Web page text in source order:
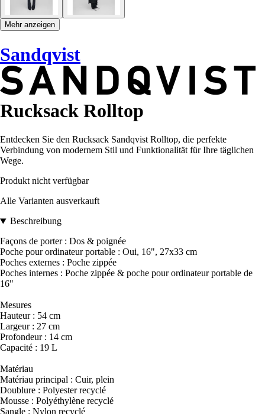
Mehr anzeigen
Sandqvist
Rucksack Rolltop
Entdecken Sie den Rucksack Sandqvist Rolltop, die perfekte
Verbindung von modernem Stil und Funktionalität für Ihre täglichen
Wege.
Produkt nicht verfügbar
Alle Varianten ausverkauft
Beschreibung
Façons de porter : Dos & poignée
Poche pour ordinateur portable : Oui, 16", 27x33 cm
Poches externes : Poche zippée
Poches internes : Poche zippée & poche pour ordinateur portable de
16"
Mesures
Hauteur : 54 cm
Largeur : 27 cm
Profondeur : 14 cm
Capacité : 19 L
Matériau
Matériau principal : Cuir, plein
Doublure : Polyester recyclé
Mousse : Polyéthylène recyclé
Sangle : Nylon recyclé